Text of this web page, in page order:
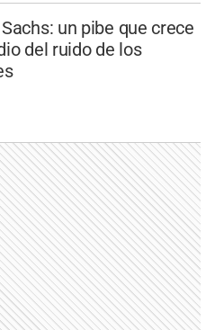
un pibe que crece
del ruido de los